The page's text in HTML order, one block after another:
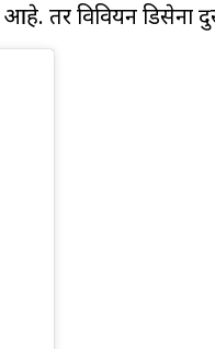
तर विवियन डिसेना